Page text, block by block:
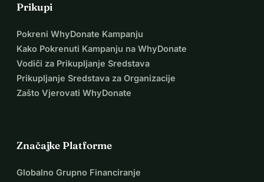
Prikupi
Pokreni WhyDonate Kampanju
Kako Pokrenuti Kampanju na WhyDonate
Vodiči za Prikupljanje Sredstava
Prikupljanje Sredstava za Organizacije
Zašto Vjerovati WhyDonate
Značajke Platforme
Globalno Grupno Financiranje